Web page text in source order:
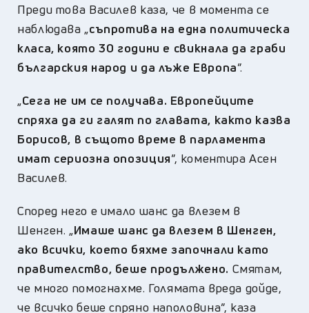
Преди това Василев каза, че в момента се
наблюдава „съпротива на една политическа
класа, която 30 години е свикнала да граби
българския народ и да лъже Европа”.
„Сега не им се получава. Европейците
спряха да ги галят по главата, както казва
Борисов, в същото време в парламента
имат сериозна опозиция”, коментира Асен
Василев.
Според него е имало шанс да влезем в
Шенген. „Имаше шанс да влезем в Шенген,
ако всички, което бяхме започнали като
правителство, беше продължено. Смятам,
че много помогнахме. Голямата вреда дойде,
че всичко беше спряно наполовина”, каза